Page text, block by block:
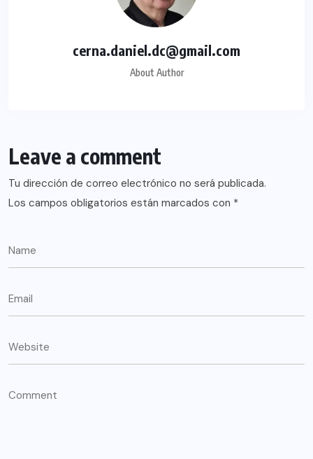
cerna.daniel.dc@gmail.com
About Author
Leave a comment
Tu dirección de correo electrónico no será publicada.
Los campos obligatorios están marcados con *